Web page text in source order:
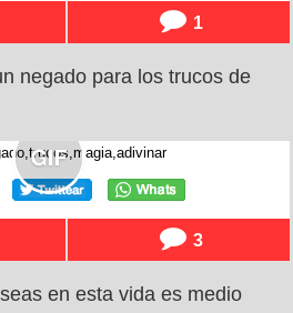
1
negado para los trucos de
3
en esta vida es medio